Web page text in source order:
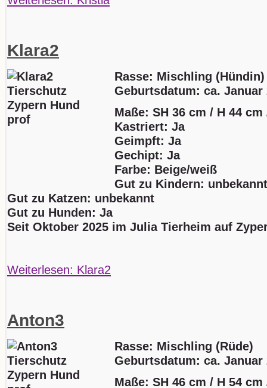
Klara2
Rasse: Mischling (Hündin)
Geburtsdatum: ca. Januar
Maße: SH 36 cm / H 44
Kastriert: Ja
Geimpft: Ja
Gechipt: Ja
Farbe: Beige/weiß
Gut zu Kindern: unbekannt
Gut zu Katzen: unbekannt
Gut zu Hunden: Ja
Seit Oktober 2025 im Julia Tierheim auf
Weiterlesen: Klara2
Anton3
Rasse: Mischling (Rüde)
Geburtsdatum: ca. Januar
Maße: SH 46 cm / H 54